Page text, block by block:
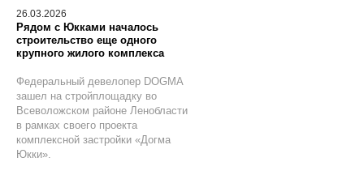
26.03.2026
Рядом с Юкками началось
строительство еще одного
крупного жилого комплекса
Федеральный девелопер DOGMA
зашел на стройплощадку во
Всеволожском районе Ленобласти
в рамках своего проекта
комплексной застройки «Догма
Юкки».